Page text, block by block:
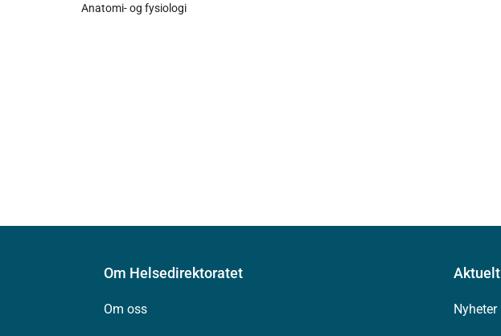
Anatomi- og fysiologi
Om Helsedirektoratet
Om oss
Aktuelt
Nyheter